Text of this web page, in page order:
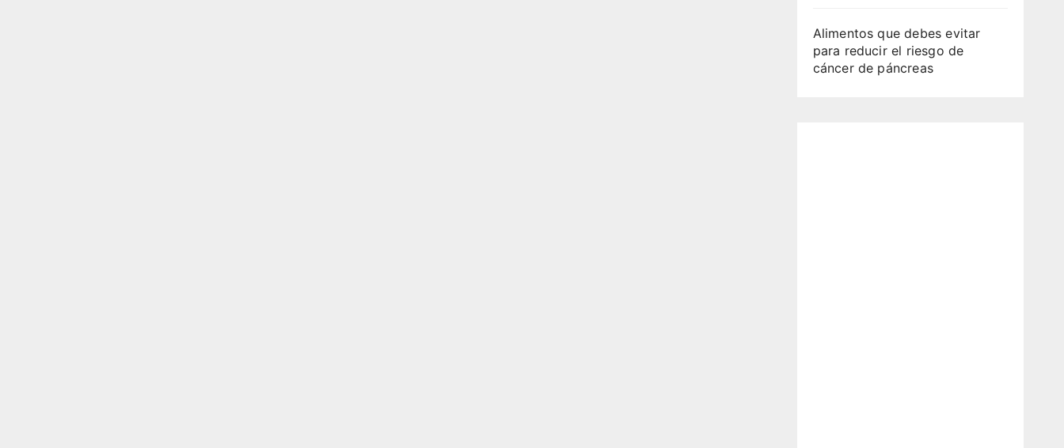
Alimentos que debes evitar
para reducir el riesgo de
cáncer de páncreas